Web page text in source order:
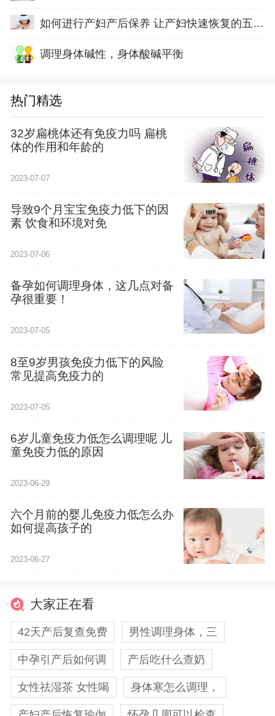
如何进行产妇产后保养 让产妇快速恢复的五方面
调理身体碱性，身体酸碱平衡
热门精选
32岁扁桃体还有免疫力吗 扁桃
体的作用和年龄的
2023-07-07
导致9个月宝宝免疫力低下的因
素 饮食和环境对免
2023-07-06
备孕如何调理身体，这几点对备
孕很重要！
2023-07-05
8至9岁男孩免疫力低下的风险
常见提高免疫力的
2023-07-05
6岁儿童免疫力低怎么调理呢 儿
童免疫力低的原因
2023-06-29
六个月前的婴儿免疫力低怎么办
如何提高孩子的
2023-06-27
大家正在看
42天产后复查免费 男性调理身体，三
中孕引产后如何调 产后吃什么查奶
女性祛湿茶 女性喝 身体寒怎么调理，